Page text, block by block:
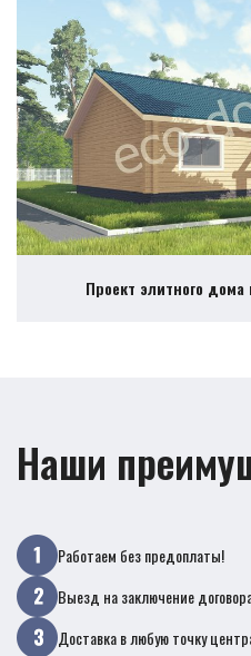
Проект элитного
Наши
Работаем без предоплаты!
Выезд на заключение
Доставка в любую точку